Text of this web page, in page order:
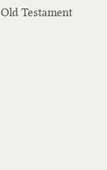
Testament